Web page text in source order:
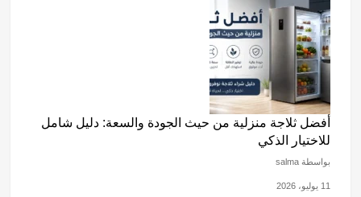
أفضل ثلاجة منزلية من حيث الجودة والسعة: دليل شامل
للاختيار الذكي
بواسطة salma
11 يوليو، 2026